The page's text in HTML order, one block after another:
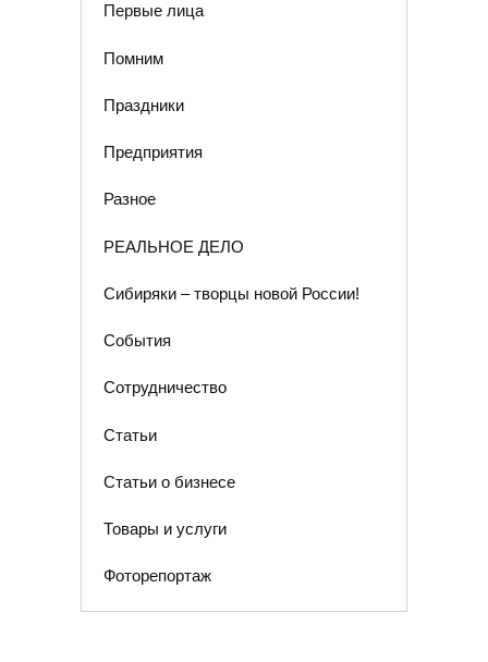
Первые лица
Помним
Праздники
Предприятия
Разное
РЕАЛЬНОЕ ДЕЛО
Сибиряки – творцы новой России!
События
Сотрудничество
Статьи
Статьи о бизнесе
Товары и услуги
Фоторепортаж